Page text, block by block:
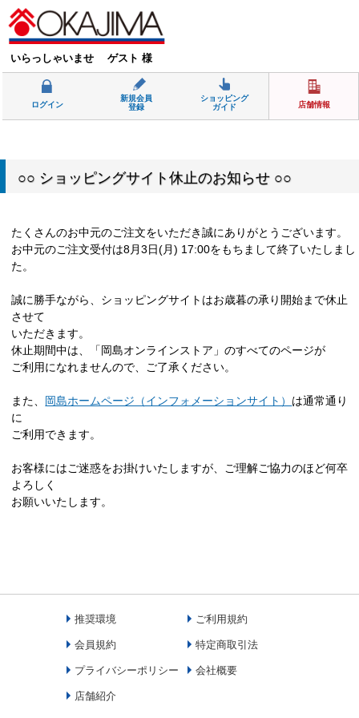
いらっしゃいませ ゲスト 様
ログイン
新規会員
登録
ショッピング
ガイド
店舗情報
○○ ショッピングサイト休止のお知らせ ○○
たくさんのお中元のご注文をいただき誠にありがとうございます。
お中元のご注文受付は8月3日(月) 17:00をもちまして終了いたしまし
た。
誠に勝手ながら、ショッピングサイトはお歳暮の承り開始まで休止
させて
いただきます。
休止期間中は、「岡島オンラインストア」のすべてのページが
ご利用になれませんので、ご了承ください。
また、 岡島ホームページ（インフォメーションサイト） は通常通り
に
ご利用できます。
お客様にはご迷惑をお掛けいたしますが、ご理解ご協力のほど何卒
よろしく
お願いいたします。
推奨環境 ご利用規約
会員規約 特定商取引法
プライバシーポリシー 会社概要
店舗紹介